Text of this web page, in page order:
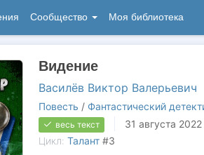
Сообщество Моя библиотека
Видение
Василёв Виктор Валерьевич
Повесть / Фантастический
весь текст 31 августа 2022
Цикл: Талант#3